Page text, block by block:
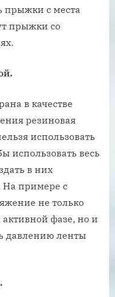
прыжки с места
прыжки со
в качестве
резиновая
использовать
использовать весь
в них
На примере с
не только
фазе, но и
давлению ленты